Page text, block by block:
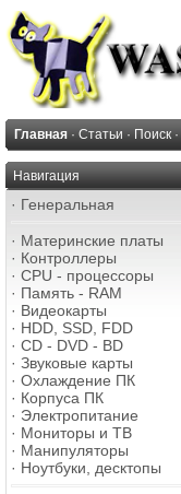
Главная · Статьи · Поиск ·
Навигация
· Генеральная
· Материнские платы
· Контроллеры
· CPU - процессоры
· Память - RAM
· Видеокарты
· HDD, SSD, FDD
· CD - DVD - BD
· Звуковые карты
· Охлаждение ПК
· Корпуса ПК
· Электропитание
· Мониторы и ТВ
· Манипуляторы
· Ноутбуки, десктопы